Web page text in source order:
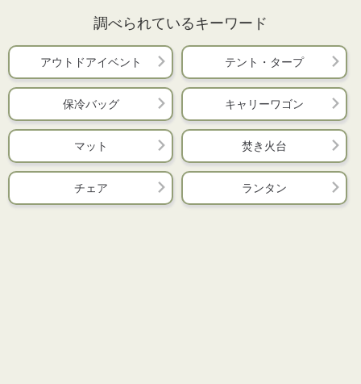
調べられているキーワード
アウトドアイベント テント・タープ
保冷バッグ キャリーワゴン
マット 焚き火台
チェア ランタン